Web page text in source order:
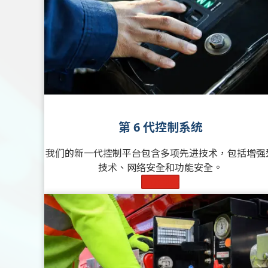
第 6 代控制系统
我们的新一代控制平台包含多项先进技术，包括增强
技术、网络安全和功能安全。